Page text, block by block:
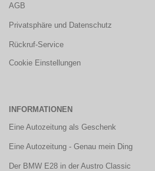
AGB
Privatsphäre und Datenschutz
Rückruf-Service
Cookie Einstellungen
INFORMATIONEN
Eine Autozeitung als Geschenk
Eine Autozeitung - Genau mein Ding
Der BMW E28 in der Austro Classic